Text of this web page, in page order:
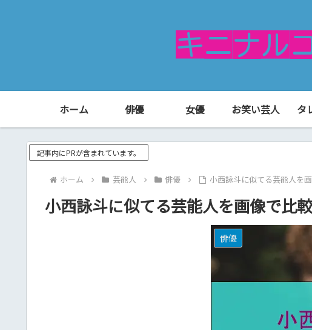
ホーム 俳優 女優 お笑い芸人 タ
記事内にPRが含まれています。
ホーム 芸能人 俳優 小西詠斗に似てる芸能人を
小西詠斗に似てる芸能人を画像で比
俳優